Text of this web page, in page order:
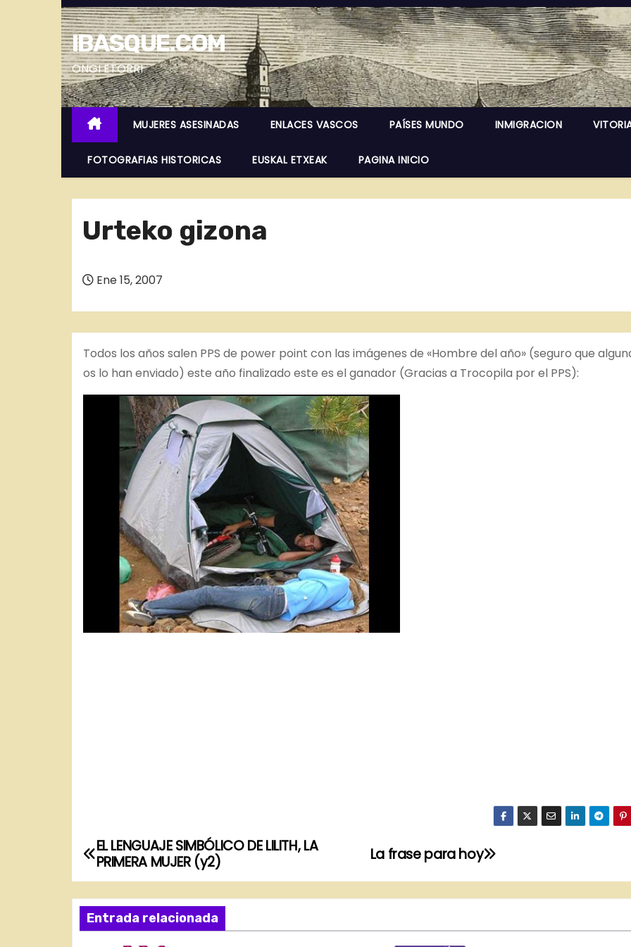
S
a
l
t
a
r
IBASQUE.COM
ONGI ETORRI
MUJERES ASESINADAS ENLACES VASCOS PAÍSES MUNDO INMIGRACION
FOTOGRAFIAS HISTORICAS EUSKAL ETXEAK PAGINA INICIO
Urteko gizona
Ene 15, 2007
Todos los años salen PPS de power point con las imágenes de «Hombre del año» (seguro que
os lo han enviado) este año finalizado este es el ganador (Gracias a Trocopila por el PPS):
N
a
v
e
La frase para hoy
EL LENGUAJE SIMBÓLICO DE LILITH, LA
PRIMERA MUJER (y2)
Entrada relacionada